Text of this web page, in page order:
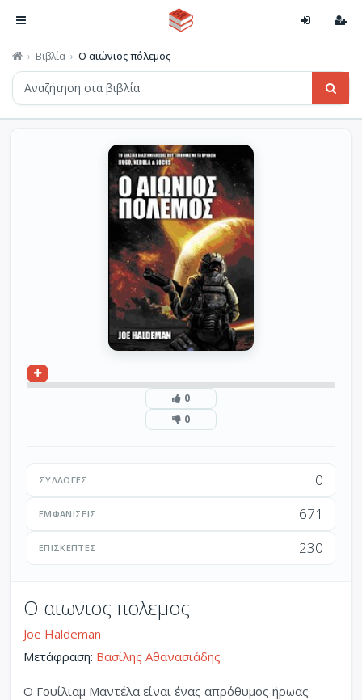
Βιβλία Ο αιώνιος πόλεμος
0
0
ΣΥΛΛΟΓΈΣ 0
ΕΜΦΑΝΊΣΕΙΣ 671
ΕΠΙΣΚΈΠΤΕΣ 230
Ο αιωνιος πολεμος
Joe Haldeman
Μετάφραση: Βασίλης Αθανασιάδης
Ο Γουίλιαμ Μαντέλα είναι ένας απρόθυμος ήρωας